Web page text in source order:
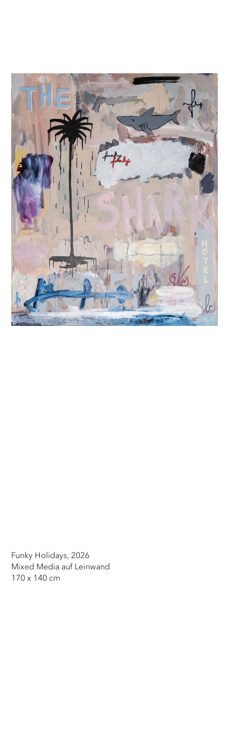
Funky Holidays, 2026
Mixed Media auf Leinwand
170 x 140 cm